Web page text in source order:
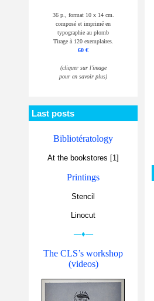
36 p., format 10 x 14 cm.
composé et imprimé en
typographie au plomb
Tirage à 120 exemplaires.
60 €
(cliquer sur l'image
pour en savoir plus)
Last posts
Bibliotératology
At the bookstores [1]
Printings
Stencil
Linocut
—♦—
The CLS’s workshop
(videos)